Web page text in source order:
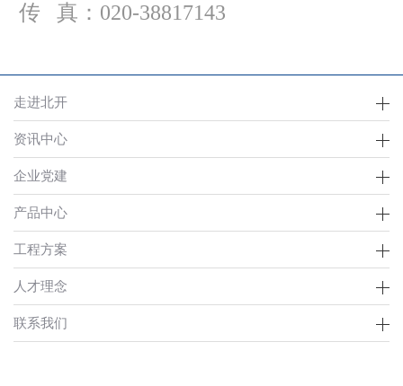
传 真：020-38817143
走进北开
资讯中心
企业党建
产品中心
工程方案
人才理念
联系我们